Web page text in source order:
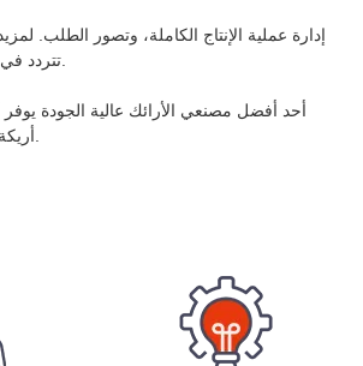
أريكة من الجلد وما إلى ذلك.